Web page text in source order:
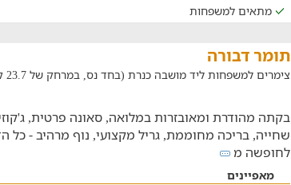
מתאים למשפחות
תומר דבורה
צימרים למשפחות ליד מושבה כנרת (בחד נס, במרחק של 23.7 ק"מ)
בקתה מהודרת ומאובזרות במלואה, סאונה פרטית,
שחייה, בריכה מחוממת, גריל מקצועי, נוף מרהיב - כל
לחופשה מ
מאפיינים